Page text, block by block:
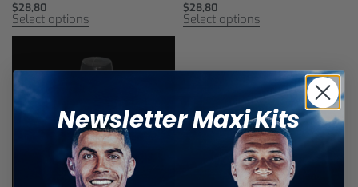
$28,80
Select options
$28,80
Select options
Newsletter Maxi Kits